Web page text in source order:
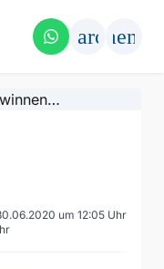
searchmenu
um 12:05 Uhr